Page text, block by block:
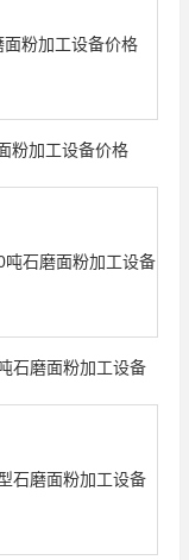
粉加工设备价格
石磨面粉加工设备